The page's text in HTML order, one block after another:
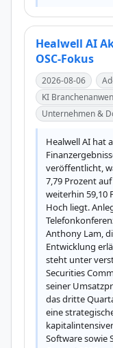
Healwell AI
OSC-Fokus
2026-08-06
KI
Unternehmen &
Healwell AI hat
veröffentlicht,
7,79 Prozent
weiterhin 59,10
Hoch liegt.
Anthony Lam,
Entwicklung
steht unter
Securities
seiner
das dritte
eine
Software sowie